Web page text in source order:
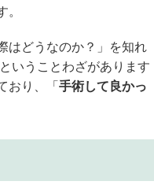
はどうなのか？」を知れ
いうことわざがあります
おり、「 手術して良かっ